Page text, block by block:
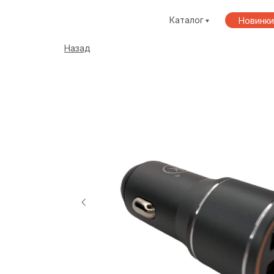
Каталог
Назад
Новинки